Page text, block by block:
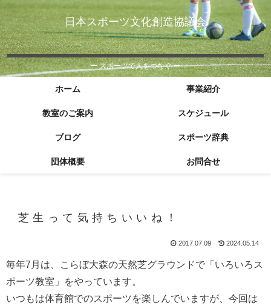
日本スポーツ文化創造協議会
ー スポーツで人をつなぐ ー
ホーム 事業紹介
教室のご案内 スケジュール
ブログ スポーツ辞典
団体概要 お問合せ
芝生って気持ちいいね！
2017.07.09 2024.05.14
毎年7月は、こらぼ大森の天然芝グラウンドで「いろいろス
ポーツ教室」をやっています。
いつもは体育館でのスポーツを楽しんでいますが、今回は